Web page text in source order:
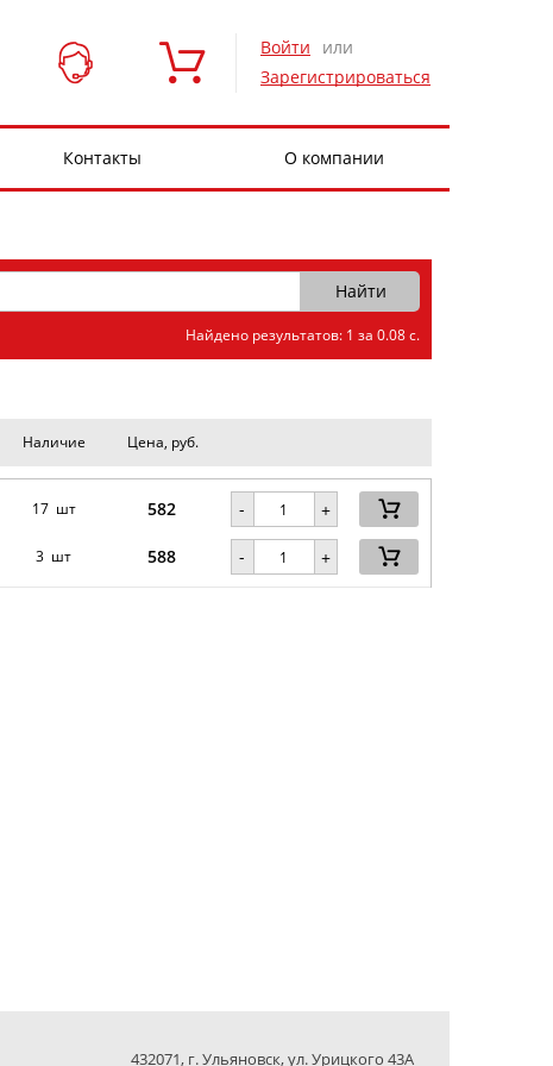
Войти
или
Зарегистрироваться
Контакты О компании
Найдено результатов: 1 за 0.08 с.
Наличие Цена, руб.
17 шт 582 - +
3 шт 588 - +
432071, г. Ульяновск, ул. Урицкого 43А